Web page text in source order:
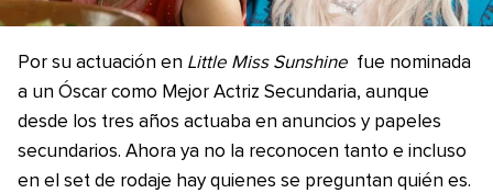
Por su actuación en Little Miss Sunshine fue nominada
a un Óscar como Mejor Actriz Secundaria, aunque
desde los tres años actuaba en anuncios y papeles
secundarios. Ahora ya no la reconocen tanto e incluso
en el set de rodaje hay quienes se preguntan quién es.